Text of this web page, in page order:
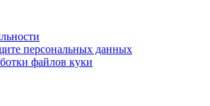
персональных данных
файлов куки